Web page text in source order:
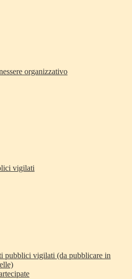
organizzativo
vigilati
pubblici vigilati (da pubblicare in